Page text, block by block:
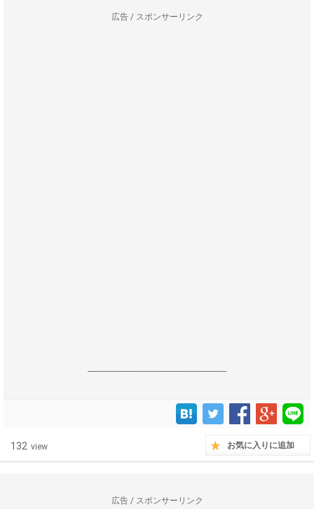
広告 / スポンサーリンク
------------------------------------------------------------------
132 view お気に入りに追加
広告 / スポンサーリンク